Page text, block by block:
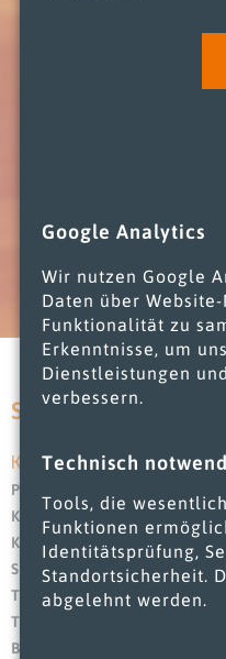
SITEMAP
Navigation
überspringen
KÜHLMÖBEL
Pluskühltruhe „Unna“
Kühlregal „Franken“
Kühlregal „Alpen“
Stufenkühlregal
Tiefkühlschrank „Harz“
Tiefkühlinsel „Eifel“
Bedienungstheke
Google Analytics
Wir nutzen Google
Daten über
Funktionalität zu
Erkenntnisse, um
Dienstleistungen
verbessern.
Technisch
Tools, die
Funktionen
Identitätsprüfung,
Standortsicherheit.
abgelehnt werden.